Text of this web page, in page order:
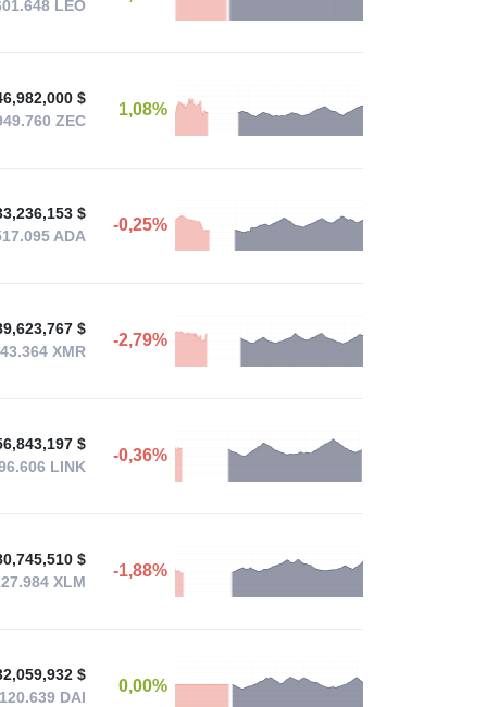
LEO
$
ZEC
1,08%
$
ADA
-0,25%
$
XMR
-2,79%
$
LINK
-0,36%
$
XLM
-1,88%
$
DAI
0,00%